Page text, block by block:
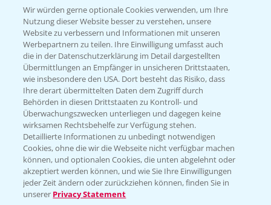
Vegetables Deutschland
Infos
LINKS
Apps
Wetter Aktuell
BROSCHÜREN
Ackerbau
Saatgut
Wir würden gerne optionale Cookies verwenden, um Ihre
Nutzung dieser Website besser zu verstehen, unsere
Website zu verbessern und Informationen mit unseren
Werbepartnern zu teilen. Ihre Einwilligung umfasst auch
die in der Datenschutzerklärung im Detail dargestellten
Übermittlungen an Empfänger in unsicheren Drittstaaten,
wie insbesondere den USA. Dort besteht das Risiko, dass
Ihre derart übermittelten Daten dem Zugriff durch
Behörden in diesen Drittstaaten zu Kontroll- und
Überwachungszwecken unterliegen und dagegen keine
wirksamen Rechtsbehelfe zur Verfügung stehen.
Detaillierte Informationen zu unbedingt notwendigen
Cookies, ohne die wir die Webseite nicht verfügbar machen
können, und optionalen Cookies, die unten abgelehnt oder
akzeptiert werden können, und wie Sie Ihre Einwilligungen
jeder Zeit ändern oder zurückziehen können, finden Sie in
unserer Privacy Statement